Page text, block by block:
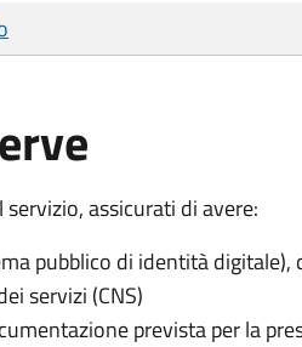
servizio, assicurati di avere:
pubblico di identità
servizi (CNS)
prevista per la